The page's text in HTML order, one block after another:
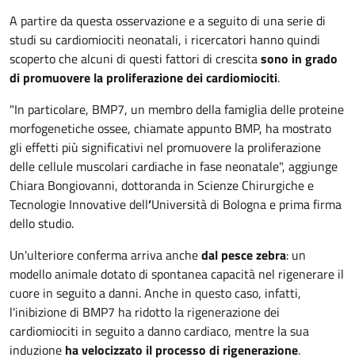
A partire da questa osservazione e a seguito di una serie di
studi su cardiomiociti neonatali, i ricercatori hanno quindi
scoperto che alcuni di questi fattori di crescitasono in grado
di promuovere la proliferazione dei cardiomiociti.
"In particolare, BMP7, un membro della famiglia delle proteine
morfogenetiche ossee, chiamate appunto BMP, ha mostrato
gli effetti più significativi nel promuovere la proliferazione
delle cellule muscolari cardiache in fase neonatale", aggiunge
Chiara Bongiovanni, dottoranda in Scienze Chirurgiche e
Tecnologie Innovative dell’Università di Bologna e prima firma
dello studio.
Un'ulteriore conferma arriva anchedal pesce zebra: un
modello animale dotato di spontanea capacità nel rigenerare il
cuore in seguito a danni. Anche in questo caso, infatti,
l'inibizione di BMP7 ha ridotto la rigenerazione dei
cardiomiociti in seguito a danno cardiaco, mentre la sua
induzione ha velocizzato il processo di rigenerazione.